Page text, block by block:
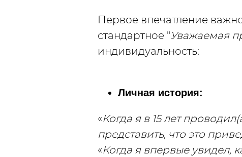
Первое впечатление
стандартное "Уважаемая
индивидуальность:
Личная история:
«Когда я в 15 лет
представить, что это
«Когда я впервые увидел,